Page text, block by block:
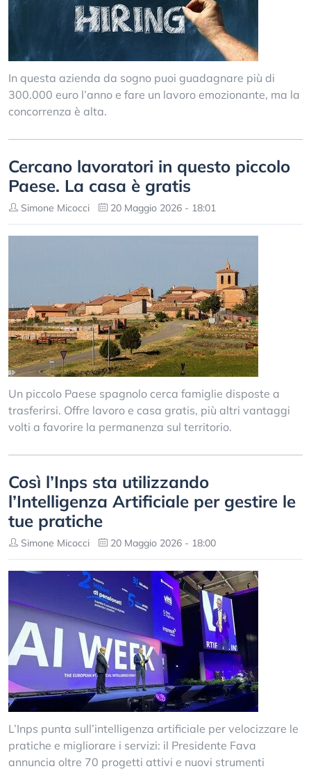
In questa azienda da sogno puoi guadagnare più di
300.000 euro l’anno e fare un lavoro emozionante, ma la
concorrenza è alta.
Cercano lavoratori in questo piccolo
Paese. La casa è gratis
Simone Micocci 20 Maggio 2026 - 18:01
Un piccolo Paese spagnolo cerca famiglie disposte a
trasferirsi. Offre lavoro e casa gratis, più altri vantaggi
volti a favorire la permanenza sul territorio.
Così l’Inps sta utilizzando
l’Intelligenza Artificiale per gestire le
tue pratiche
Simone Micocci 20 Maggio 2026 - 18:00
L’Inps punta sull’intelligenza artificiale per velocizzare le
pratiche e migliorare i servizi: il Presidente Fava
annuncia oltre 70 progetti attivi e nuovi strumenti